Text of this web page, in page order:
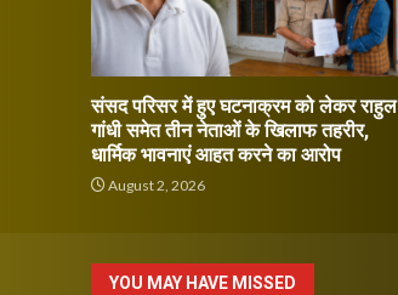
संसद परिसर में हुए घटनाक्रम को लेकर राहुल
गांधी समेत तीन नेताओं के खिलाफ तहरीर,
धार्मिक भावनाएं आहत करने का आरोप
August 2, 2026
YOU MAY HAVE MISSED